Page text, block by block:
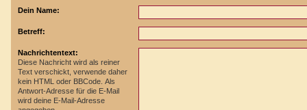
Dein Name:
Betreff:
Nachrichtentext:
Diese Nachricht wird als reiner
Text verschickt, verwende daher
kein HTML oder BBCode. Als
Antwort-Adresse für die E-Mail
wird deine E-Mail-Adresse